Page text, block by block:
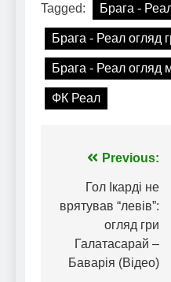
Tagged: Брага -
Брага - Реал огляд
Брага - Реал огляд
ФК Реал
Навігація
записів
Previous:
Гол Ікарді не
врятував “левів”:
огляд гри
Галатасарай –
Баварія (Відео)